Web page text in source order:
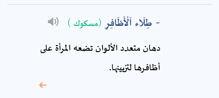
طِلَاء اَلْأَظَافِرِ (مسكوك )
دهان متعدد الألوان تضعه المرأة على
أظافرها لتزيينها.